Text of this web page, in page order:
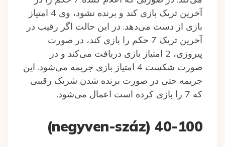
آخرین تریک بازی کند و برنده نشود، وی 4 امتیاز
بازی از دست می‌دهد. در این حالت اگر رقیب در
آخرین تریک 7 حکم را بازی کند، در صورت
پیروزی، 2 امتیاز بازی دریافت می‌کند و در
صورت شکست 4 امتیاز بازی جریمه می‌شود. این
جریمه حتی در صورت برنده شدن شریک رقیبی
که 7 را بازی کرده است اعمال می‌شود.
40-100 (negyven-száz)